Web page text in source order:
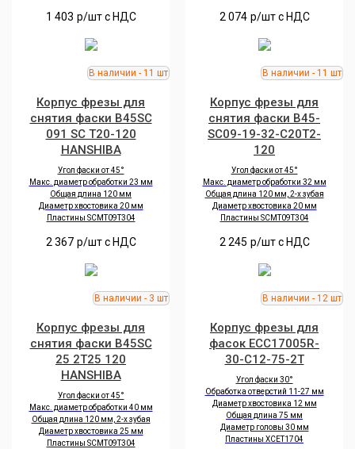
1 403 р/шт c НДС 2 074 р/шт c НДС
Корпус фрезы для
снятия фаски B45SC
091 SC T20-120
HANSHIBA
Угол фаски от 45°
Макс. диаметр обработки 23 мм
Общая длина 120 мм
Диаметр хвостовика 20 мм
Пластины SCMT09T304
2 367 р/шт c НДС
Корпус фрезы для
снятия фаски B45-
SC09-19-32-C20T2-
120
Угол фаски от 45°
Макс. диаметр обработки 32 мм
Общая длина 120 мм, 2-х зубая
Диаметр хвостовика 20 мм
Пластины SCMT09T304
2 245 р/шт c НДС
Корпус фрезы для
снятия фаски B45SC
25 2T25 120
HANSHIBA
Угол фаски от 45°
Макс. диаметр обработки 40 мм
Общая длина 120 мм, 2-х зубая
Диаметр хвостовика 25 мм
Пластины SCMT09T304
Корпус фрезы для
фасок ECC17005R-
30-C12-75-2T
Угол фаски 30°
Обработка отверстий 11-27 мм
Диаметр хвостовика 12 мм
Общая длина 75 мм
Диаметр головы 30 мм
Пластины XCET1704